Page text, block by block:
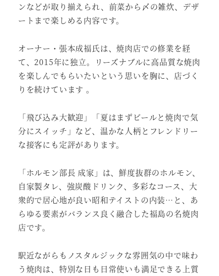
ンなどが取り揃えられ、前菜から〆の雑炊、デザ
ートまで楽しめる内容です。
オーナー・張本成福氏は、焼肉店での修業を経
て、2015年に独立。リーズナブルに高品質な焼肉
を楽しんでもらいたいという思いを胸に、店づく
りを続けています 。
「飛び込み大歓迎」「夏はまずビールと焼肉で気
分にスイッチ」など、温かな人柄とフレンドリー
な接客にも定評があります。
「ホルモン部長 成家」は、鮮度抜群のホルモン、
自家製タレ、強炭酸ドリンク、多彩なコース、大
衆的で居心地が良い昭和テイストの内装…と、あ
らゆる要素がバランス良く融合した福島の名焼肉
店です。
駅近ながらもノスタルジックな雰囲気の中で味わ
う焼肉は、特別な日も日常使いも満足できる上質